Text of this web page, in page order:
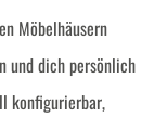
Möbelhäusern
und dich persönlich
konfigurierbar,